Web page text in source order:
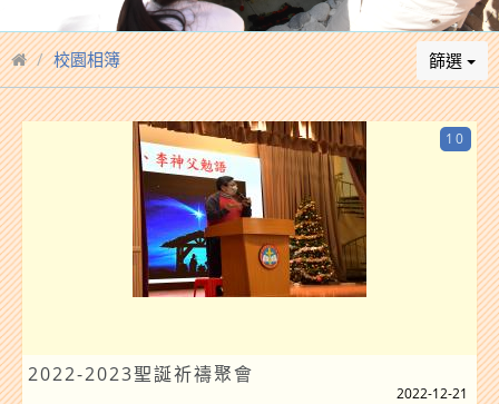
校園相簿 篩選
2022-2023聖誕祈禱聚會
10
2022-12-21